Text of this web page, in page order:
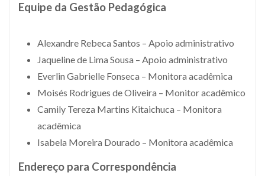
Equipe da Gestão Pedagógica
Alexandre Rebeca Santos – Apoio administrativo
Jaqueline de Lima Sousa – Apoio administrativo
Everlin Gabrielle Fonseca – Monitora acadêmica
Moisés Rodrigues de Oliveira – Monitor acadêmico
Camily Tereza Martins Kitaichuca – Monitora
acadêmica
Isabela Moreira Dourado – Monitora acadêmica
Endereço para Correspondência